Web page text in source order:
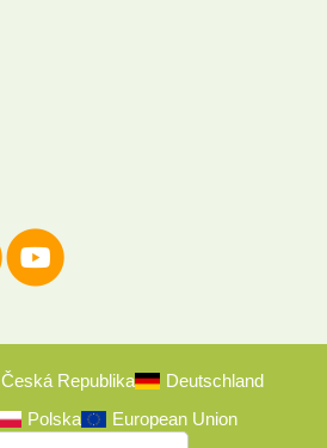
Česká Republika
Deutschland
Polska European Union